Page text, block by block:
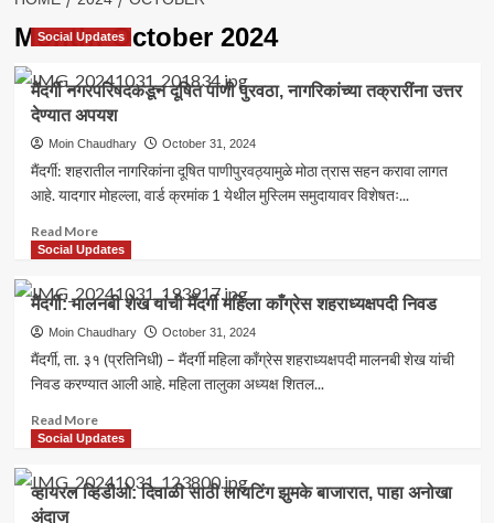
Month:October 2024
Social Updates
मैंदर्गी नगरपरिषदकडून दूषित पाणी पुरवठा, नागरिकांच्या तक्रारींना उत्तर
देण्यात अपयश
Moin Chaudhary October 31, 2024
मैंदर्गी: शहरातील नागरिकांना दूषित पाणीपुरवठ्यामुळे मोठा त्रास सहन करावा लागत
आहे. यादगार मोहल्ला, वार्ड क्रमांक 1 येथील मुस्लिम समुदायावर विशेषतः...
Read MoreRead
more
मैंदर्गी
नगरपरिषदकडून
दूषित
पाणी
तक्रारींना
उत्तर
अपयश
Social Updates
मैंदर्गी: मालनबी शेख यांची मैंदर्गी महिला काँग्रेस शहराध्यक्षपदी निवड
Moin Chaudhary October 31, 2024
मैंदर्गी, ता. ३१ (प्रतिनिधी) – मैंदर्गी महिला काँग्रेस शहराध्यक्षपदी मालनबी शेख यांची
निवड करण्यात आली आहे. महिला तालुका अध्यक्ष शितल...
Read MoreRead
more
मैंदर्गी:
मालनबी
Social Updates
व्हायरल व्हिडीओ: दिवाळी साठी लायटिंग झुमके बाजारात, पाहा अनोखा
अंदाज